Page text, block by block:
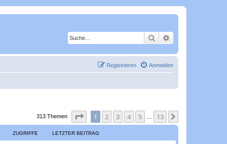
Suche
Anmelden
Registrieren
313 Themen Seite von13
1 2 3 4 5 13
ZUGRIFFE LETZTER BEITRAG